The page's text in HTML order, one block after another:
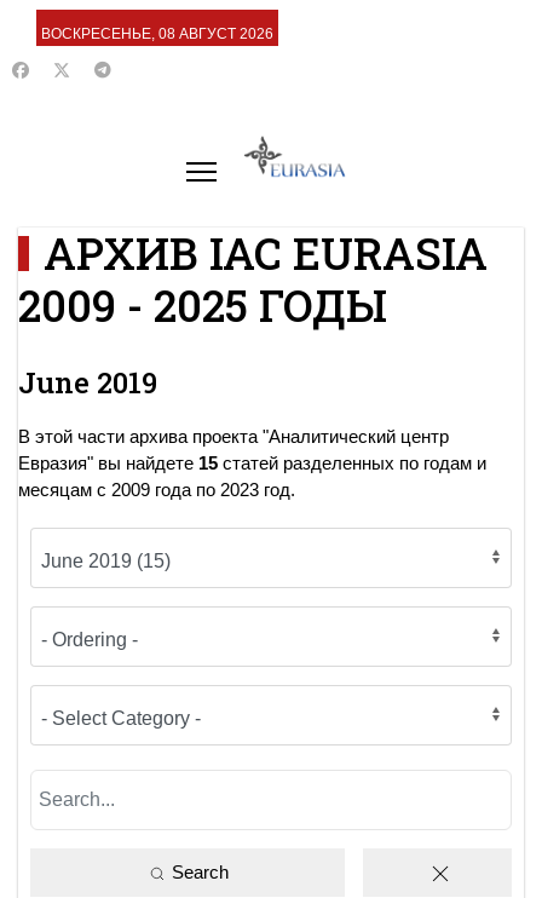
ВОСКРЕСЕНЬЕ, 08 АВГУСТ 2026
АРХИВ IAC EURASIA
2009 - 2025 ГОДЫ
June 2019
В этой части архива проекта "Аналитический центр
Евразия" вы найдете 15 статей разделенных по годам и
месяцам с 2009 года по 2023 год.
Search